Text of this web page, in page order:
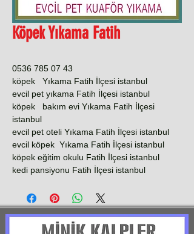
Köpek Yıkama Fatih
0536 785 07 43
köpek Yıkama Fatih İlçesi istanbul
evcil pet yıkama Fatih İlçesi istanbul
köpek bakım evi Yıkama Fatih İlçesi
istanbul
evcil pet oteli Yıkama Fatih İlçesi istanbul
evcil köpek Yıkama Fatih İlçesi istanbul
köpek eğitim okulu Fatih İlçesi istanbul
kedi pansiyonu Fatih İlçesi istanbul